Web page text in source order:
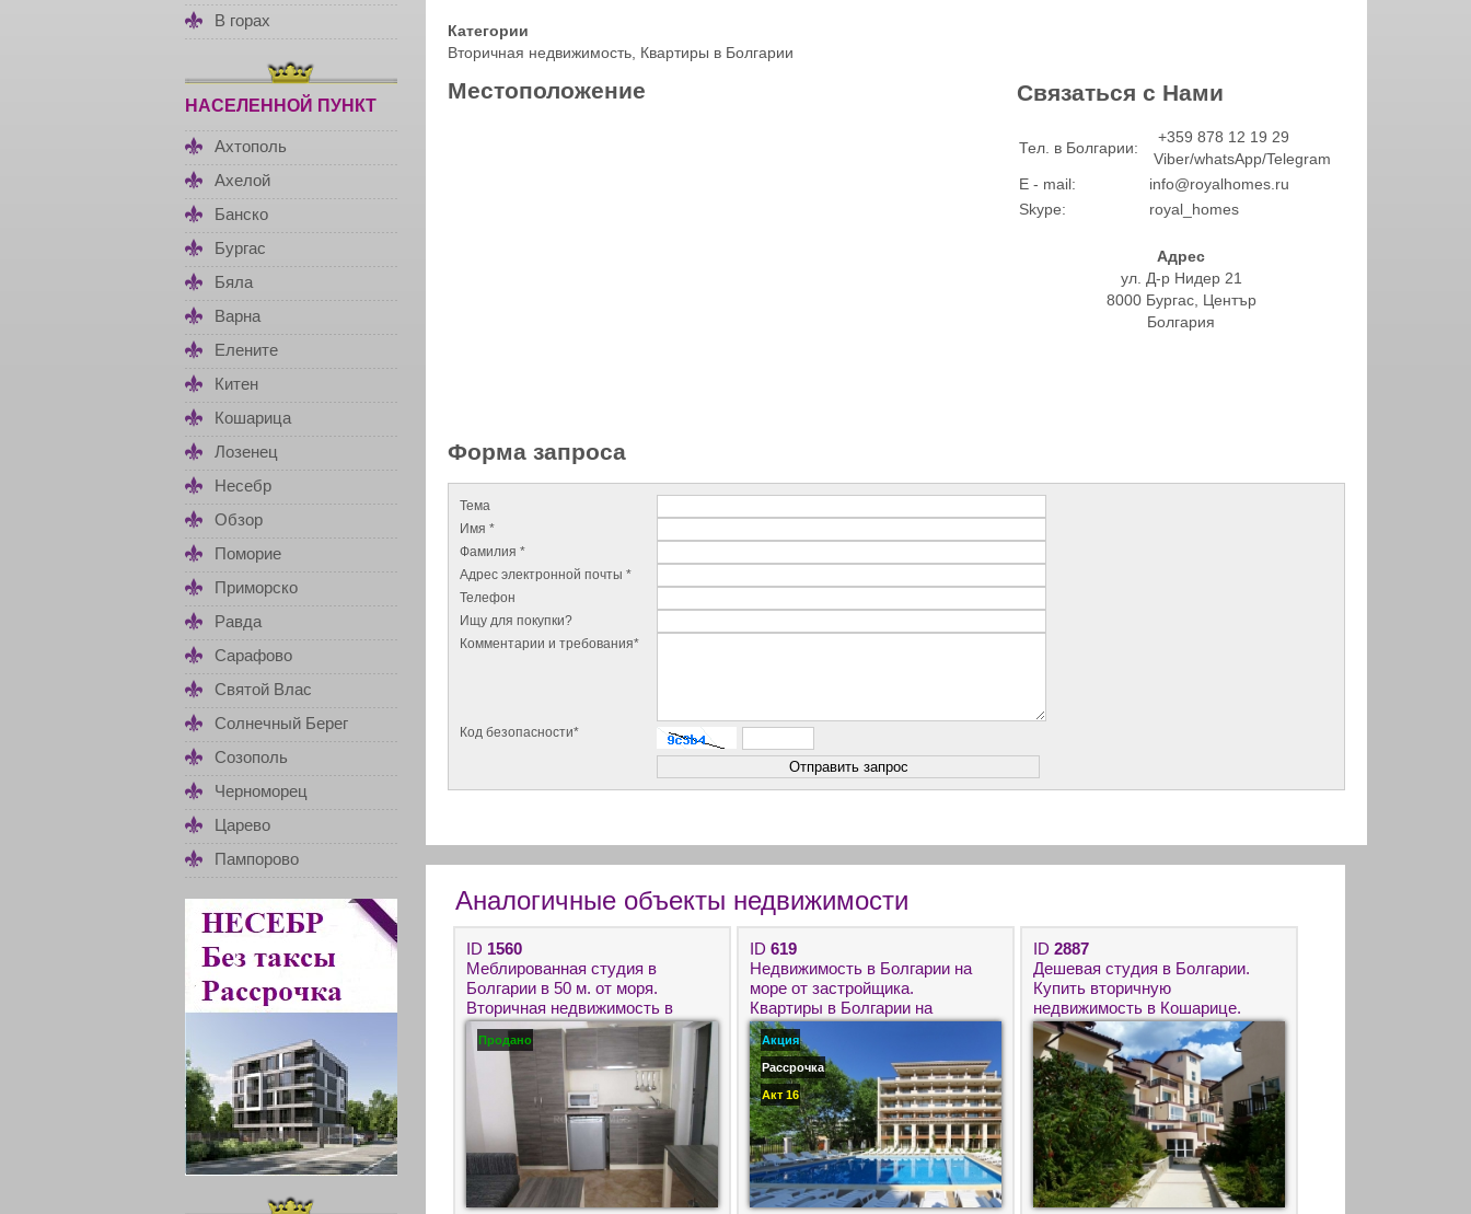
В горах
НАСЕЛЕННОЙ ПУНКТ
Ахтополь
Ахелой
Банско
Бургас
Бяла
Варна
Елените
Китен
Кошарица
Лозенец
Несебр
Обзор
Поморие
Приморско
Равда
Сарафово
Святой Влас
Солнечный Берег
Созополь
Черноморец
Царево
Пампорово
Категории
Вторичная недвижимость Квартиры в Болгарии
Местоположение Связаться с Нами
Тел. в Болгарии:
+359 878 12 19 29
Viber/whatsApp/Telegram
E - mail:
info@royalhomes.ru
Skype:
royal_homes
Адрес
ул. Д-р Нидер 21
8000 Бургас, Център
Болгария
Форма запроса
Тема
Имя *
Фамилия *
Адрес электронной почты *
Телефон
Ищу для покупки?
Комментарии и требования*
Код безопасности*
Аналогичные объекты недвижимости
ID 1560
Меблированная студия в
Болгарии в 50 м. от моря.
Вторичная недвижимость в
Равда для круглогодичного
проживания.
Продано
ID 619
Недвижимость в Болгарии на
море от застройщика.
Квартиры в Болгарии на
Солнечном берегу.
Акция
Рассрочка
Акт 16
ID 2887
Дешевая студия в Болгарии.
Купить вторичную
недвижимость в Кошарице.